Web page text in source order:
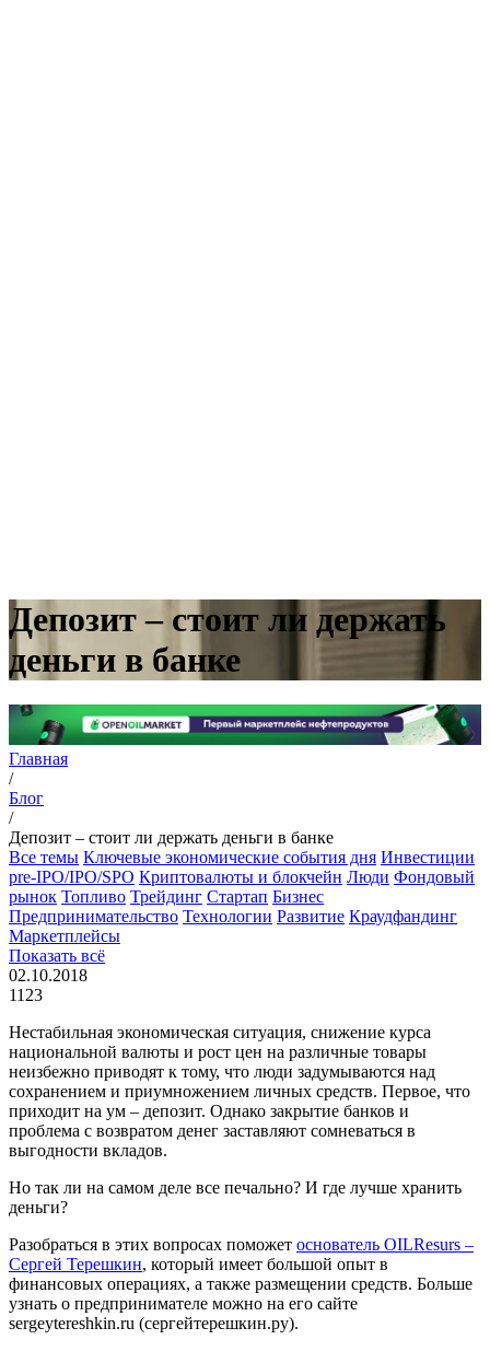
Депозит – стоит ли держать
деньги в банке
Главная
/
Блог
/
Депозит – стоит ли держать деньги в банке
Все темы Ключевые экономические события дня Инвестиции
pre-IPO/IPO/SPO Криптовалюты и блокчейн Люди Фондовый
рынок Топливо Трейдинг Стартап Бизнес
Предпринимательство Технологии Развитие Краудфандинг
Маркетплейсы
Показать всё
02.10.2018
1123
Нестабильная экономическая ситуация, снижение курса
национальной валюты и рост цен на различные товары
неизбежно приводят к тому, что люди задумываются над
сохранением и приумножением личных средств. Первое, что
приходит на ум – депозит. Однако закрытие банков и
проблема с возвратом денег заставляют сомневаться в
выгодности вкладов.
Но так ли на самом деле все печально? И где лучше хранить
деньги?
Разобраться в этих вопросах поможет основатель OILResurs –
Сергей Терешкин, который имеет большой опыт в
финансовых операциях, а также размещении средств. Больше
узнать о предпринимателе можно на его сайте
sergeytereshkin.ru (сергейтерешкин.ру).